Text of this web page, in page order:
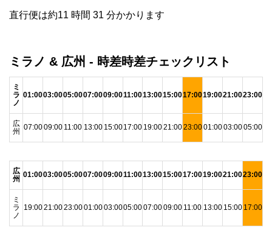
直行便は約11 時間 31 分かかります
ミラノ & 広州 - 時差時差チェックリスト
ミ
ラ
ノ
01:0003:0005:0007:0009:0011:0013:0015:0017:0019:0021:0023:00
広
州 07:0009:00 11:00 13:00 15:0017:00 19:0021:0023:0001:0003:0005:00
広
州 01:0003:0005:0007:0009:0011:0013:0015:0017:0019:0021:0023:00
ミ
ラ
ノ
19:0021:0023:0001:0003:0005:0007:0009:00 11:00 13:00 15:00 17:00